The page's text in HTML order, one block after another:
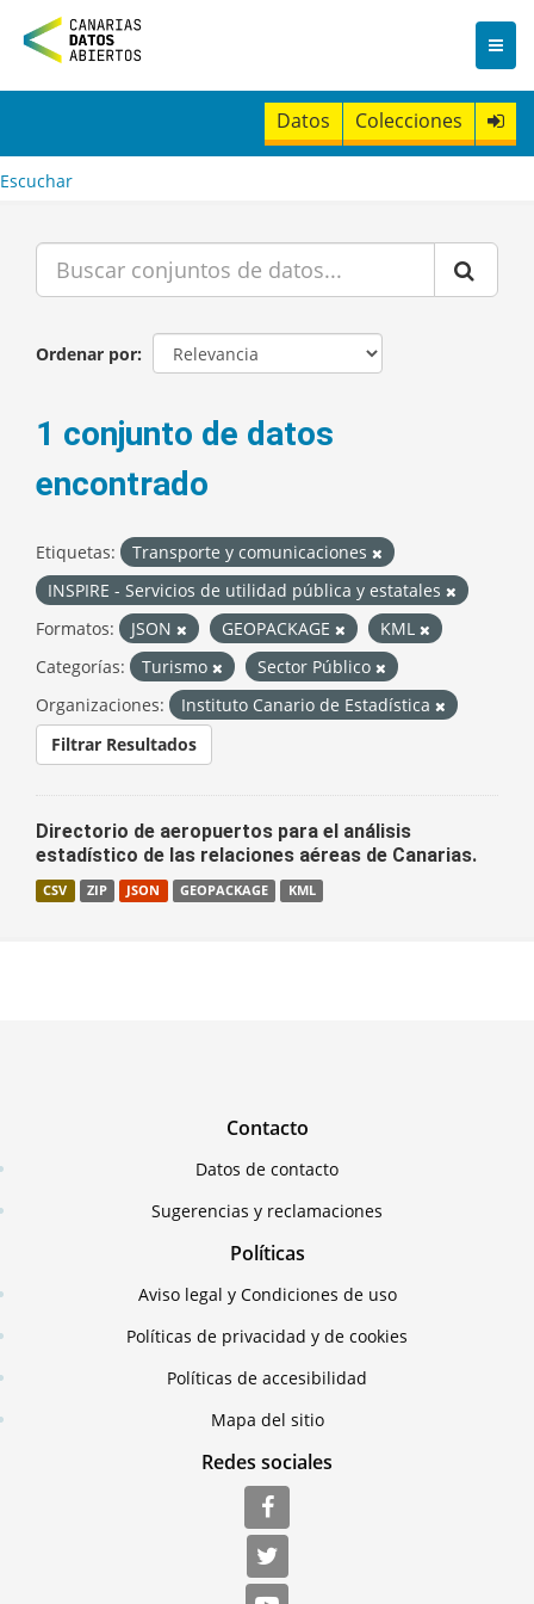
n
t
Datos Colecciones
Escuchar
Ordenar por
1 conjunto de datos
encontrado
Etiquetas:
Transporte y comunicaciones
INSPIRE - Servicios de utilidad pública y estatales
Formatos:
JSON GEOPACKAGE
KML
Categorías:
Turismo
Sector Público
Organizaciones:
Instituto Canario de Estadística
Filtrar Resultados
Directorio de aeropuertos para el análisis
estadístico de las relaciones aéreas de Canarias.
CSV ZIP JSON GEOPACKAGE KML
Contacto
Datos de contacto
Sugerencias y reclamaciones
Políticas
Aviso legal y Condiciones de uso
Políticas de privacidad y de cookies
Políticas de accesibilidad
Mapa del sitio
Redes sociales